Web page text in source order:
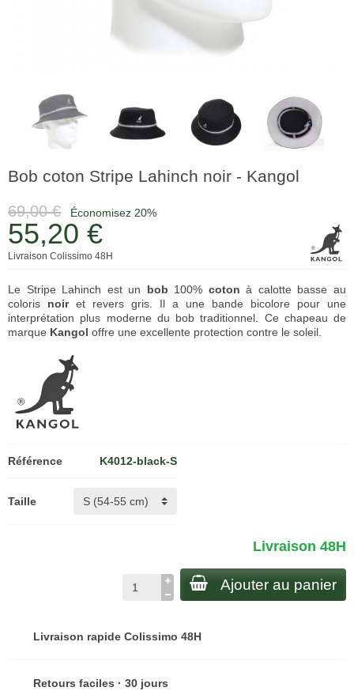
Bob coton Stripe Lahinch noir - Kangol
69,00 € Économisez 20%
55,20 €
Livraison Colissimo 48H
Le Stripe Lahinch est un bob 100% coton à calotte basse au
coloris noiret revers gris. Il a une bande bicolore pour une
interprétation plus moderne du bob traditionnel. Ce chapeau de
marque Kangol offre une excellente protection contre le soleil.
Référence K4012-black-S
Taille
Livraison 48H
Ajouter au panier
Livraison rapide Colissimo 48H
Retours faciles · 30 jours